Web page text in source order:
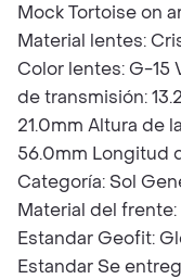
Mock Tortoise on
Material lentes:
Color lentes: G-15
de transmisión:
21.0mm Altura de
56.0mm Longitud
Categoría: Sol
Material del
Estandar Geofit:
Estandar Se